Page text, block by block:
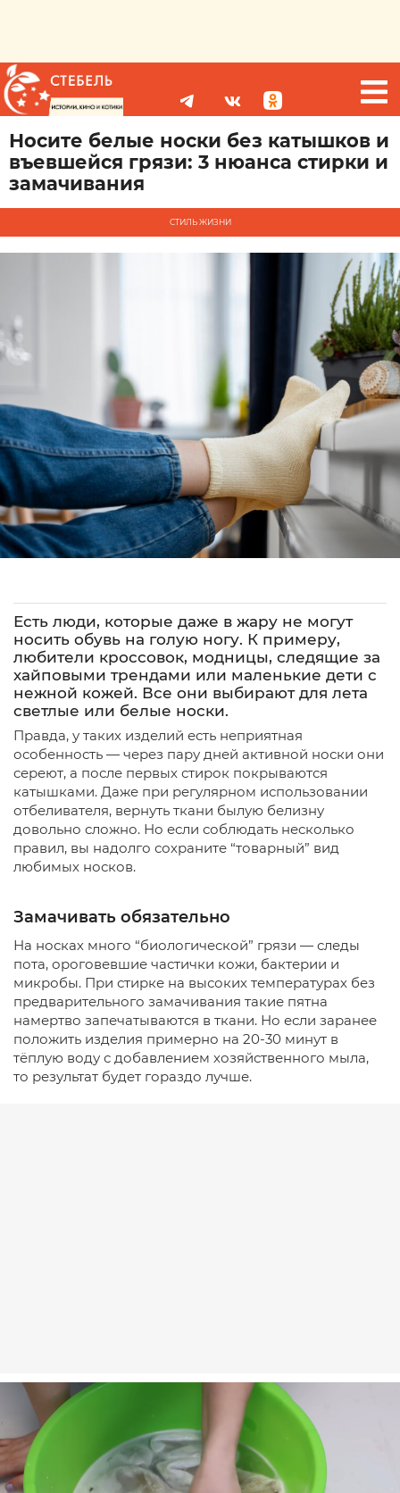
Носите белые носки без катышков и
въевшейся грязи: 3 нюанса стирки и
замачивания
СТИЛЬ ЖИЗНИ
Есть люди, которые даже в жару не могут
носить обувь на голую ногу. К примеру,
любители кроссовок, модницы, следящие за
хайповыми трендами или маленькие дети с
нежной кожей. Все они выбирают для лета
светлые или белые носки.
Правда, у таких изделий есть неприятная
особенность — через пару дней активной носки они
сереют, а после первых стирок покрываются
катышками. Даже при регулярном использовании
отбеливателя, вернуть ткани былую белизну
довольно сложно. Но если соблюдать несколько
правил, вы надолго сохраните “товарный” вид
любимых носков.
Замачивать обязательно
На носках много “биологической” грязи — следы
пота, ороговевшие частички кожи, бактерии и
микробы. При стирке на высоких температурах без
предварительного замачивания такие пятна
намертво запечатываются в ткани. Но если заранее
положить изделия примерно на 20-30 минут в
тёплую воду с добавлением хозяйственного мыла,
то результат будет гораздо лучше.